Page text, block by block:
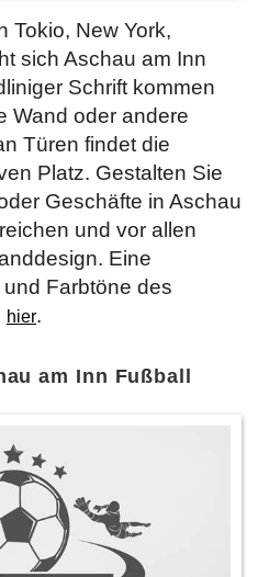
Tokio, New York,
sich Aschau am Inn
Schrift kommen
Wand oder andere
Türen findet die
Platz. Gestalten Sie
Geschäfte in Aschau
und vor allen
Eine
Farbtöne des
hier.
am Inn Fußball